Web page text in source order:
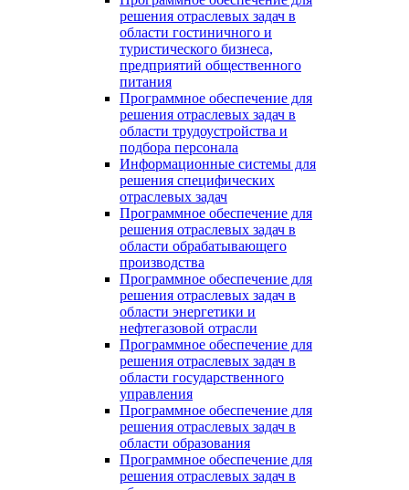
решения отраслевых задач в
области гостиничного и
туристического бизнеса,
предприятий общественного
питания
Программное обеспечение для
решения отраслевых задач в
области трудоустройства и
подбора персонала
Информационные системы для
решения специфических
отраслевых задач
Программное обеспечение для
решения отраслевых задач в
области обрабатывающего
производства
Программное обеспечение для
решения отраслевых задач в
области энергетики и
нефтегазовой отрасли
Программное обеспечение для
решения отраслевых задач в
области государственного
управления
Программное обеспечение для
решения отраслевых задач в
области образования
Программное обеспечение для
решения отраслевых задач в